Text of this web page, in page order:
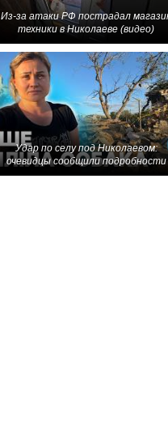
Из-за атаки РФ пострадал
техники в Николаеве (видео)
Удар по селу под Николаевом:
очевидцы сообщили подробности